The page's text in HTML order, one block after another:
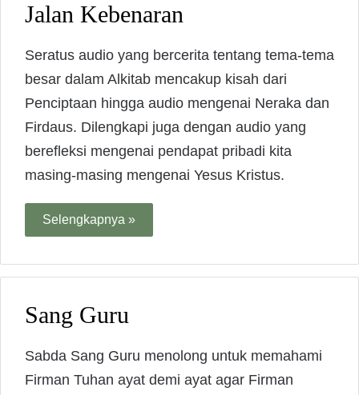
Jalan Kebenaran
Seratus audio yang bercerita tentang tema-tema
besar dalam Alkitab mencakup kisah dari
Penciptaan hingga audio mengenai Neraka dan
Firdaus. Dilengkapi juga dengan audio yang
berefleksi mengenai pendapat pribadi kita
masing-masing mengenai Yesus Kristus.
Selengkapnya »
Sang Guru
Sabda Sang Guru menolong untuk memahami
Firman Tuhan ayat demi ayat agar Firman